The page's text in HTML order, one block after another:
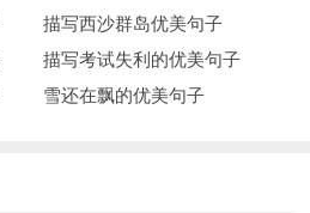
描写西沙群岛优美句子
描写考试失利的优美句子
雪还在飘的优美句子